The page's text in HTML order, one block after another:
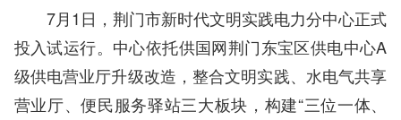
7月1日，荆门市新时代文明实践电力分中心正式
投入试运行。中心依托供国网荆门东宝区供电中心A
级供电营业厅升级改造，整合文明实践、水电气共享
营业厅、便民服务驿站三大板块，构建“三位一体、